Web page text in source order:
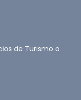
de Turismo o